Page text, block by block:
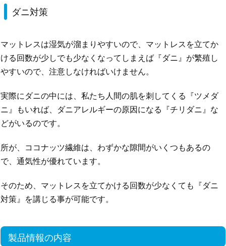
ダニ対策
マットレスは湿気が溜まりやすいので、マットレスを立てか
ける回数が少しでも少なくなってしまえば『ダニ』が繁殖し
やすいので、注意しなければいけません。
実際にダニの中には、私たち人間の肌を刺してくる『ツメダ
ニ』もいれば、ダニアレルギーの原因になる『チリダニ』な
どがいるのです。
所が、ココナッツ繊維は、わずかな隙間がいくつもあるの
で、通気性が優れています。
そのため、マットレスを立てかける回数が少なくても『ダニ
対策』を講じる事が可能です。
製品情報の内容